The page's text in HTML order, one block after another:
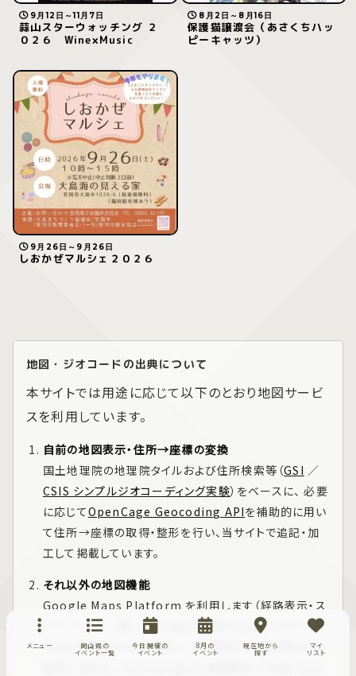
9月12日～11月7日
蒜山スターウォッチング ２
０２６ Wine×Music
8月2日～8月16日
保護猫譲渡会（あさくちハッ
ピーキャッツ）
9月26日～9月26日
しおかぜマルシェ２０２６
地図・ジオコードの出典について
本サイトでは用途に応じて以下のとおり地図サービ
スを利用しています。
自前の地図表示・住所→座標の変換
国土地理院の地理院タイルおよび住所検索等（GSI ／
CSIS シンプルジオコーディング実験）をベースに、 必要
に応じてOpenCage Geocoding APIを補助的に用い
て住所→座標の取得・整形を行い、当サイトで追記・加
工して掲載しています。
それ以外の地図機能
Google Maps Platform を利用します（経路表示・ス
トリートビュー等）。 Googleが提供する地図やデータ
はその地図上でのみ使用し、他の地図（例：自前表示）へ
メニュー
岡山県の
イベント一覧
今日開催の
イベント
8月の
イベント
現在地から
探す
マイ
リスト